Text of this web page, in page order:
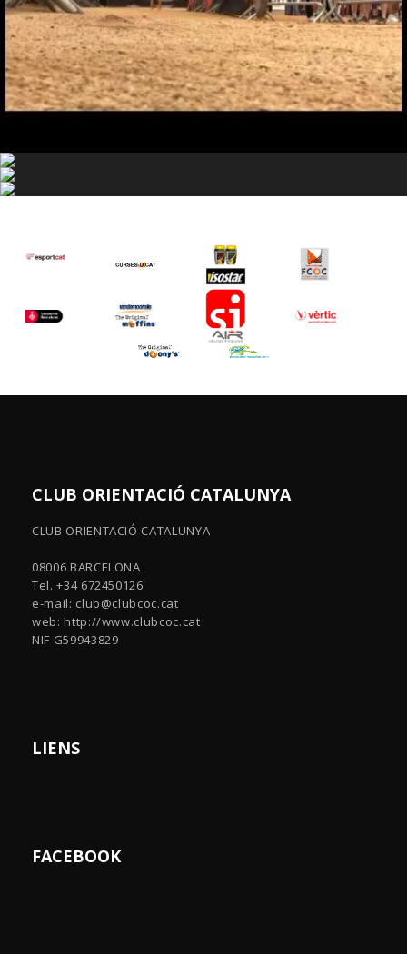
CLUB ORIENTACIÓ CATALUNYA
CLUB ORIENTACIÓ CATALUNYA
08006 BARCELONA
Tel. +34 672450126
e-mail: club@clubcoc.cat
web: http://www.clubcoc.cat
NIF G59943829
LIENS
FACEBOOK